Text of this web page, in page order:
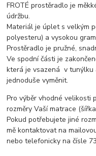
FROTÉ prostěradlo je
údržbu.
Materiál je úplet s velkým
polyesteru) a vysokou
Prostěradlo je pružné,
Ve spodní části je
která je vsazená v tunýlku
jednoduše vyměnit.
Pro výběr vhodné velikosti
rozměry Vaší matrace
Pokud potřebujete jiné
mě kontaktovat na
nebo telefonicky na čísle